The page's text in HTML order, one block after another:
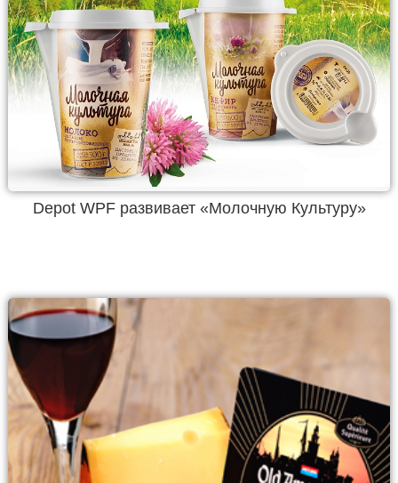
Depot WPF развивает «Молочную Культуру»